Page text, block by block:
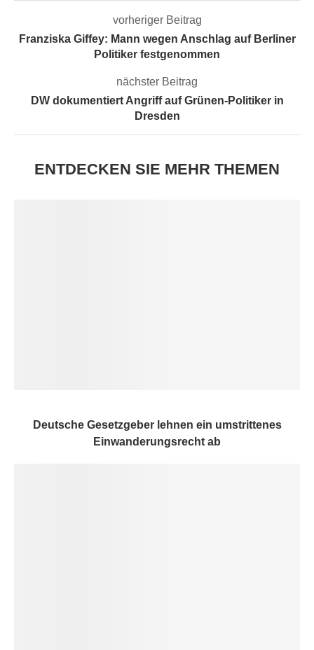
vorheriger Beitrag
Franziska Giffey: Mann wegen Anschlag auf Berliner
Politiker festgenommen
nächster Beitrag
DW dokumentiert Angriff auf Grünen-Politiker in
Dresden
ENTDECKEN SIE MEHR THEMEN
Deutsche Gesetzgeber lehnen ein umstrittenes
Einwanderungsrecht ab